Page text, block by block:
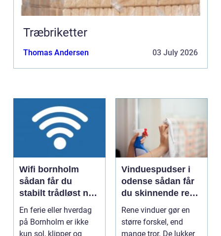
Træbriketter
Thomas Andersen 03 July 2026
Wifi bornholm
sådan får du
stabilt trådløst net
på klippeøen
En ferie eller hverdag
på Bornholm er ikke
kun sol, klipper og
Vinduespudser i
odense sådan får
du skinnende rene
ruder året rundt
Rene vinduer gør en
større forskel, end
mange tror. De lukker